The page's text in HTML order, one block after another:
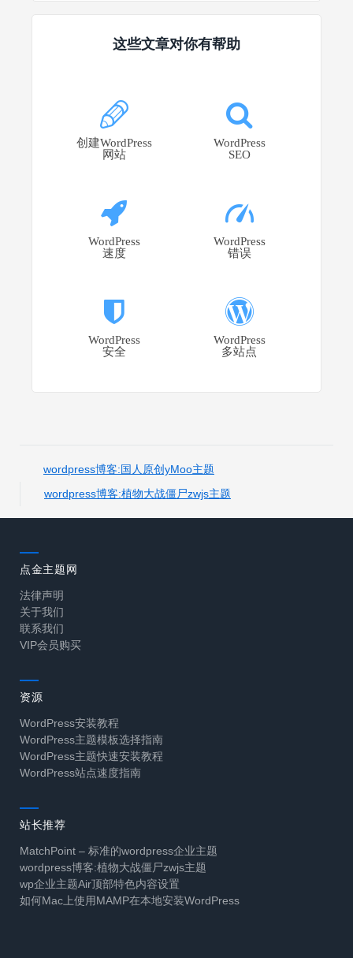
这些文章对你有帮助
创建WordPress
网站
WordPress
SEO
WordPress
速度
WordPress
错误
WordPress
安全
WordPress
多站点
wordpress博客:国人原创yMoo主题
wordpress博客:植物大战僵尸zwjs主题
点金主题网
法律声明
关于我们
联系我们
VIP会员购买
资源
WordPress安装教程
WordPress主题模板选择指南
WordPress主题快速安装教程
WordPress站点速度指南
站长推荐
MatchPoint – 标准的wordpress企业主题
wordpress博客:植物大战僵尸zwjs主题
wp企业主题Air顶部特色内容设置
如何Mac上使用MAMP在本地安装WordPress